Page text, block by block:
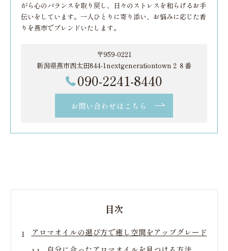
がら心のバランスを取り戻し、日々のストレスを和らげるお手
伝いをしています。一人ひとりに寄り添い、お悩みに応じた香
りを燕市でブレンドいたします。
〒959-0221
新潟県燕市西太田844-1nextgenerationtown２８番
090-2241-8440
お問い合わせはこちら
目次
アロマオイルの選び方で癒し空間をアップグレード